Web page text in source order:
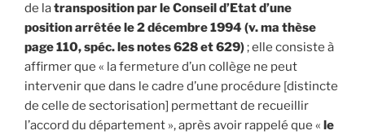
de latransposition par le Conseil d’Etat d’une
position arrêtée le 2 décembre 1994 (v. ma thèse
page 110, spéc. les notes 628 et 629); elle consiste à
affirmer que « la fermeture d’un collège ne peut
intervenir que dans le cadre d’une procédure [distincte
de celle de sectorisation] permettant de recueillir
l’accord du département », après avoir rappelé que « le